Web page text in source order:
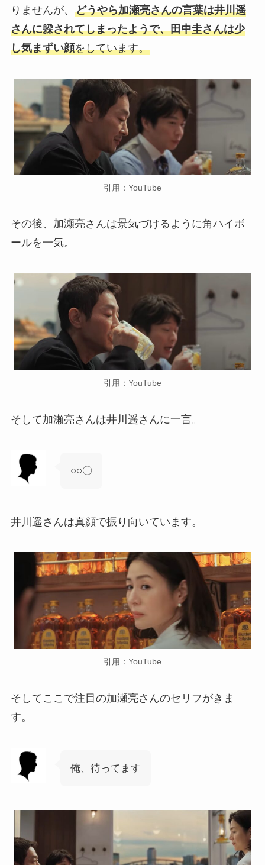
りませんが、 どうやら加瀬亮さんの言葉は井川遥
さんに躱されてしまったようで、田中圭さんは少
し気まずい顔をしています。
引用：YouTube
その後、加瀬亮さんは景気づけるように角ハイボ
ールを一気。
引用：YouTube
そして加瀬亮さんは井川遥さんに一言。
○○〇
井川遥さんは真顔で振り向いています。
引用：YouTube
そしてここで注目の加瀬亮さんのセリフがきま
す。
俺、待ってます